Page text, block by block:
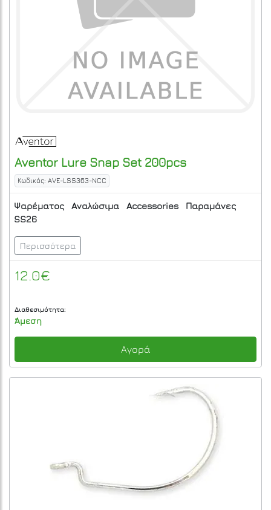
Aventor Lure Snap Set 200pcs
Κωδικός: AVE-LSS363-NCC
Ψαρέματος Αναλώσιμα Accessories
Παραμάνες
SS26
Περισσότερα
12.0€
Διαθεσιμότητα:
Άμεση
Αγορά